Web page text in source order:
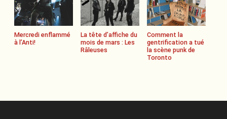
Mercredi enflammé
à l’Anti!
La tête d’affiche du
mois de mars : Les
Râleuses
Comment la
gentrification a tué
la scène punk de
Toronto